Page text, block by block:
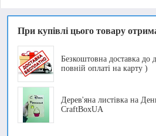
При купівлі цього товару
Безкоштовна доставка до
повній оплаті на карту )
Дерев'яна листівка на
CraftBoxUA